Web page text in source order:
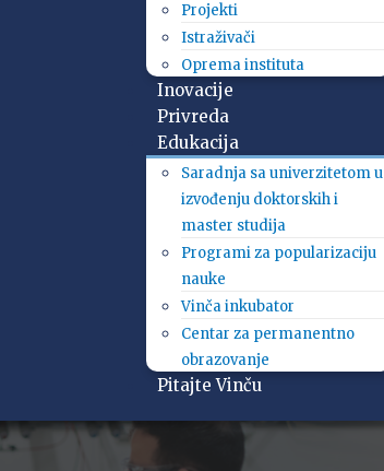
Projekti
Istraživači
Oprema instituta
Inovacije
Privreda
Edukacija
Saradnja sa univerzitetom u
izvođenju doktorskih i
master studija
Programi za popularizaciju
nauke
Vinča inkubator
Centar za permanentno
obrazovanje
Pitajte Vinču